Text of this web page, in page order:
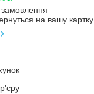
на вашу картку